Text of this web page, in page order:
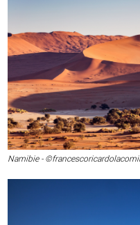
Namibie -